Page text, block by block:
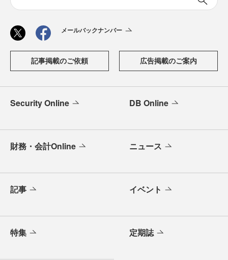
メールバックナンバー
記事掲載のご依頼 広告掲載のご案内
Security Online DB Online
財務・会計Online ニュース
記事 イベント
特集 定期誌